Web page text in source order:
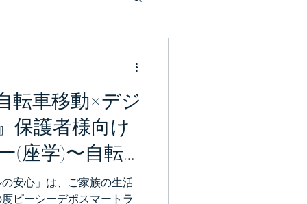
転車移動×デジ
保護者様向け
(座学)〜自転車
える10分〜
安心」は、ご家族の生活
ピーシーデポスマートラ